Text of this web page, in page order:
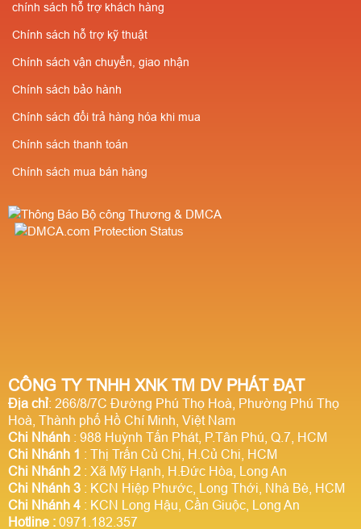
CÔNG TY TNHH XNK TM DV PHÁT ĐẠT
Địa chỉ: 266/8/7C Đường Phú Thọ Hoà, Phường Phú Thọ
Hoà, Thành phố Hồ Chí Minh, Việt Nam
Chi Nhánh : 988 Huỳnh Tấn Phát, P.Tân Phú, Q.7, HCM
Chi Nhánh 1 : Thị Trấn Củ Chi, H.Củ Chi, HCM
Chi Nhánh 2 : Xã Mỹ Hạnh, H.Đức Hòa, Long An
Chi Nhánh 3 : KCN Hiệp Phước, Long Thới, Nhà Bè, HCM
Chi Nhánh 4 : KCN Long Hậu, Cần Giuộc, Long An
Hotline : 0971.182.357
chính sách hỗ trợ khách hàng
Chính sách hỗ trợ kỹ thuật
Chính sách vận chuyển, giao nhận
Chính sách bảo hành
Chính sách đổi trả hàng hóa khi mua
Chính sách thanh toán
Chính sách mua bán hàng